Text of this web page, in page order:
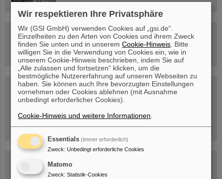
Besichtigung von GSI/FAIR –
jetzt Termin buchen!
Blog Beam On
Menschen ...hinter GSI und FAIR.
Wir respektieren Ihre Privatsphäre
Wir (GSI GmbH) verwenden Cookies auf „gsi.de“.
Einzelheiten zu den Arten von Cookies und ihrem Zweck
finden Sie unten und in unseremCookie-Hinweis . Bitte
willigen Sie in die Verwendung von Cookies ein, wie in
unserem Cookie-Hinweis beschrieben, indem Sie auf
„Alle zulassen und fortsetzen“ klicken, um die
bestmögliche Nutzererfahrung auf unseren Webseiten zu
haben. Sie können auch Ihre bevorzugten Einstellungen
vornehmen oder Cookies ablehnen (mit Ausnahme
unbedingt erforderlicher Cookies).
Cookie-Hinweis und weitere Informationen
Essentials (immer erforderlich)
Zweck: Unbedingt erforderliche Cookies
Matomo
Zweck: Statistik-Cookies